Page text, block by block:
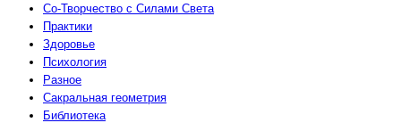
Со-Творчество с Силами Света
Практики
Здоровье
Психология
Разное
Сакральная геометрия
Библиотека